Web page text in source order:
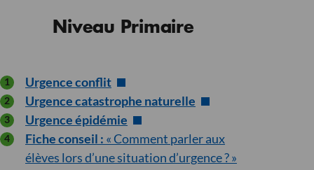
Niveau Primaire
Urgence conflit
Urgence catastrophe naturelle
Urgence épidémie
Fiche conseil : « Comment parler aux
élèves lors d’une situation d’urgence ? »